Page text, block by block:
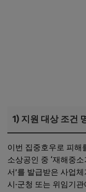
1) 지원 대상 조건
이번 집중호우로 피해
소상공인 중 ‘재해중
서’를 발급받은 사업
시·군청 또는 위임기